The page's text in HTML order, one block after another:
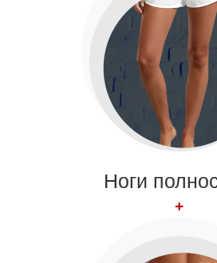
Ноги
+